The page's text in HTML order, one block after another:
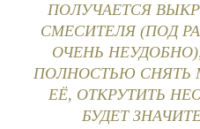
ПОЛУЧАЕТСЯ
СМЕСИТЕЛЯ (ПОД
ОЧЕНЬ
ПОЛНОСТЬЮ СНЯТЬ
ЕЁ, ОТКРУТИТЬ
БУДЕТ